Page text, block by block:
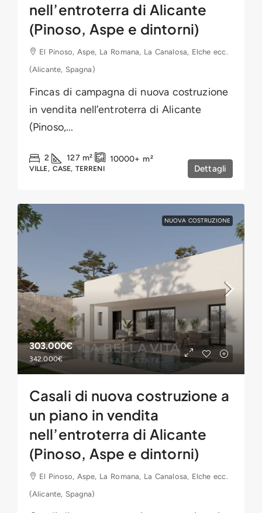
nell’entroterra di Alicante
(Pinoso, Aspe e dintorni)
El Pinoso, Aspe, La Romana, La Canalosa, Elche ecc.
(Alicante, Spagna)
Fincas di campagna di nuova costruzione
in vendita nell’entroterra di Alicante
(Pinoso,...
2 127 m² 10000+ m²
VILLE, CASE, TERRENI Dettagli
NUOVA COSTRUZIONE
303.000€
342.000€
Casali di nuova costruzione a
un piano in vendita
nell’entroterra di Alicante
(Pinoso, Aspe e dintorni)
El Pinoso, Aspe, La Romana, La Canalosa, Elche ecc.
(Alicante, Spagna)